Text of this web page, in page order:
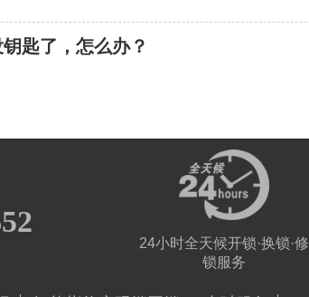
匙了，怎么办？
24小时全天候开锁·换锁·修
锁服务